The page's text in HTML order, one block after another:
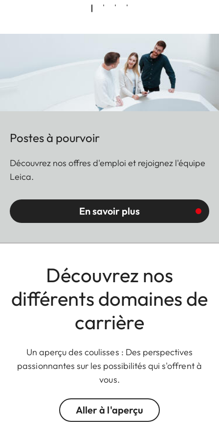
Postes à pourvoir
Découvrez nos offres d'emploi et rejoignez l'équipe
Leica.
En savoir plus
Découvrez nos
différents domaines de
carrière
Un aperçu des coulisses : Des perspectives
passionnantes sur les possibilités qui s'offrent à
vous.
Aller à l'aperçu